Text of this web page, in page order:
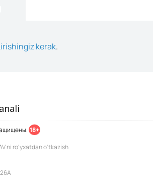
kerak.
18+
ni ro'yxatdan o'tkazish